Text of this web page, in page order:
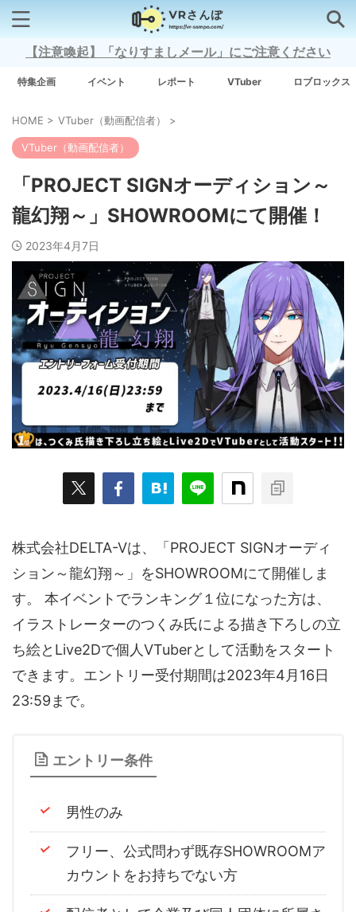
検索はコチラから
Grow A Garden（庭を成長させる）
Meta Quest 3
タグ一覧
ARKit BitStar（ぶいらいぶ） CG(2D/3D) esports
Fortnite HMD HoloModels Music NEWS
PR/提供 Roblox Steam TGS VRChat
アミューズメント イベント オーディション
ゲーム コスプレ スポーツ
ソーシャルVR デジモノ バーチャルYouTuber
パノラマ ボカロ メタバース レポート
仮想通貨/NFT 季節 映画 東京 東雲めぐ
海外 演劇・舞台
【注意喚起】「なりすましメール」にご注意ください
特集企画 イベント レポート VTuber ロブロックス
HOME > VTuber（動画配信者） >
VTuber（動画配信者）
「PROJECT SIGNオーディション～
龍幻翔～」SHOWROOMにて開催！
2023年4月7日
株式会社DELTA-Vは、「PROJECT SIGNオーディ
ション～龍幻翔～」をSHOWROOMにて開催しま
す。 本イベントでランキング１位になった方は、
イラストレーターのつくみ氏による描き下ろしの立
ち絵とLive2Dで個人VTuberとして活動をスタート
できます。エントリー受付期間は2023年4月16日
23:59まで。
エントリー条件
男性のみ
フリー、公式問わず既存SHOWROOMア
カウントをお持ちでない方